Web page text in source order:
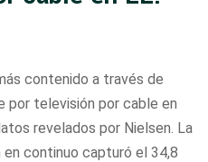
contenido a través de
por televisión por cable en
revelados por Nielsen. La
continuo capturó el 34,8